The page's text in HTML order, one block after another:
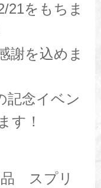
21をもちま
謝を込めま
記念イベン
す！
品 スプリ